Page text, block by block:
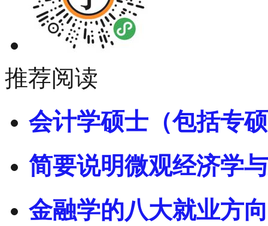
推荐阅读
会计学硕士（包括专
简要说明微观经济学
金融学的八大就业方